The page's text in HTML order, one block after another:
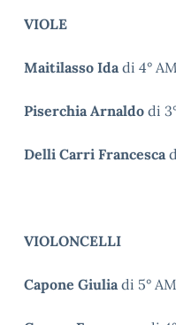
VIOLE
Maitilasso Idadi 4° AM
Piserchia Arnaldo di
Delli Carri Francesca
VIOLONCELLI
Capone Giuliadi 5° AM